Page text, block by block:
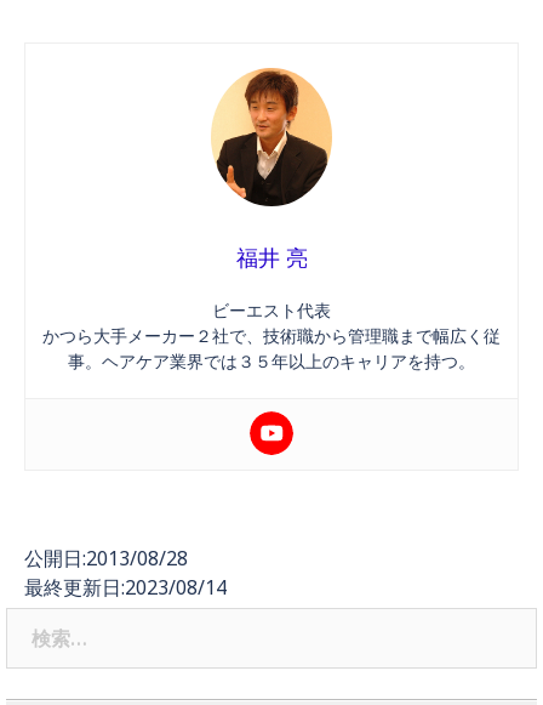
福井 亮
ビーエスト代表
かつら大手メーカー２社で、技術職から管理職まで幅広く従
事。ヘアケア業界では３５年以上のキャリアを持つ。
公開日:2013/08/28
最終更新日:2023/08/14